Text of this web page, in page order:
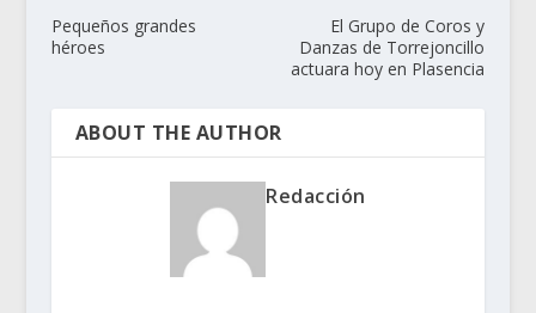
Pequeños grandes
héroes
El Grupo de Coros y
Danzas de Torrejoncillo
actuara hoy en Plasencia
ABOUT THE AUTHOR
Redacción